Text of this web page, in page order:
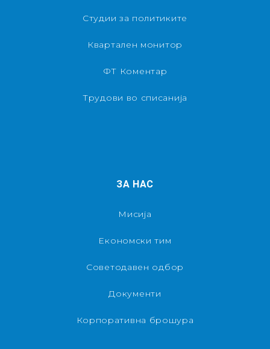
Студии за политиките
Квартален монитор
ФТ Коментар
Трудови во списанија
ЗА НАС
Мисија
Економски тим
Советодавен одбор
Документи
Корпоративна брошура